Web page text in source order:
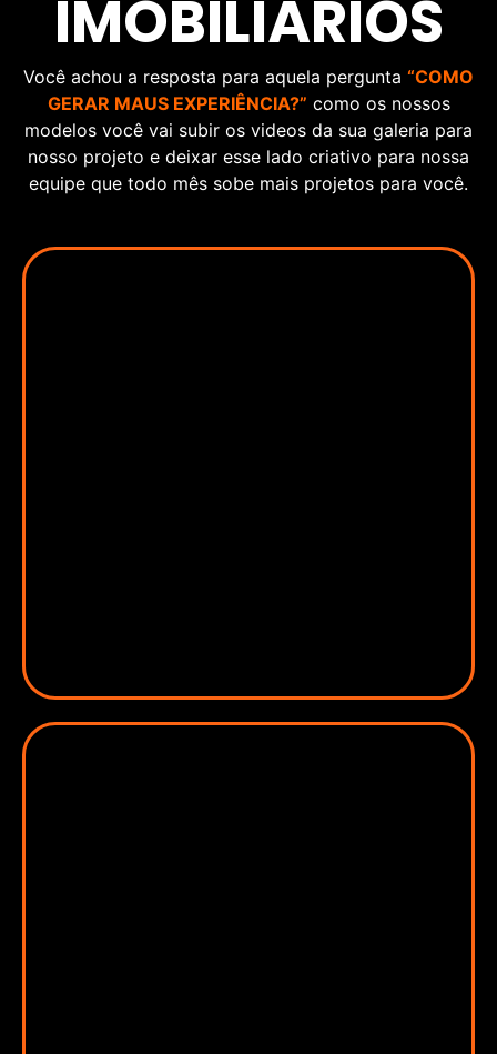
IMOBILIÁRIOS
Você achou a resposta para aquela pergunta “COMO
GERAR MAUS EXPERIÊNCIA?” como os nossos
modelos você vai subir os videos da sua galeria para
nosso projeto e deixar esse lado criativo para nossa
equipe que todo mês sobe mais projetos para você.